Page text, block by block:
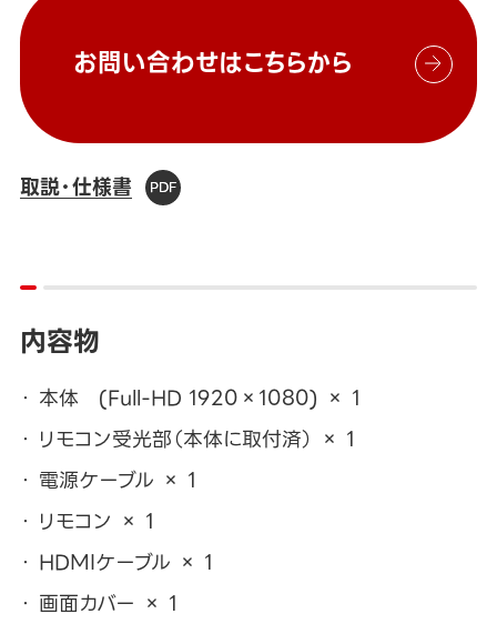
お問い合わせはこちらから
取説・仕様書
内容物
本体 (Full-HD 1920×1080) × 1
リモコン受光部（本体に取付済） × 1
電源ケーブル × 1
リモコン × 1
HDMIケーブル × 1
画面カバー × 1